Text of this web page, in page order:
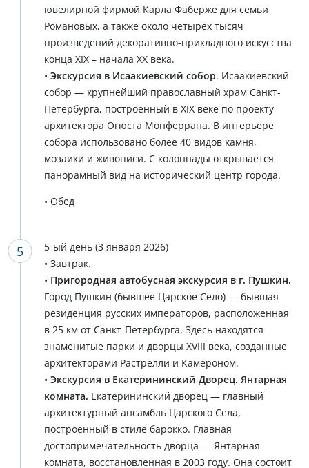
ювелирной фирмой Карла Фаберже для семьи
Романовых, а также около четырёх тысяч
произведений декоративно-прикладного искусства
конца XIX – начала XX века.
• Экскурсия в Исаакиевский собор. Исаакиевский
собор — крупнейший православный храм Санкт-
Петербурга, построенный в XIX веке по проекту
архитектора Огюста Монферрана. В интерьере
собора использовано более 40 видов камня,
мозаики и живописи. С колоннады открывается
панорамный вид на исторический центр города.
• Обед
5-ый день (3 января 2026)
• Завтрак.
• Пригородная автобусная экскурсия в г. Пушкин.
Город Пушкин (бывшее Царское Село) — бывшая
резиденция русских императоров, расположенная
в 25 км от Санкт-Петербурга. Здесь находятся
знаменитые парки и дворцы XVIII века, созданные
архитекторами Растрелли и Камероном.
• Экскурсия в Екатерининский Дворец. Янтарная
комната. Екатерининский дворец — главный
архитектурный ансамбль Царского Села,
построенный в стиле барокко. Главная
достопримечательность дворца — Янтарная
комната, восстановленная в 2003 году. Она состоит